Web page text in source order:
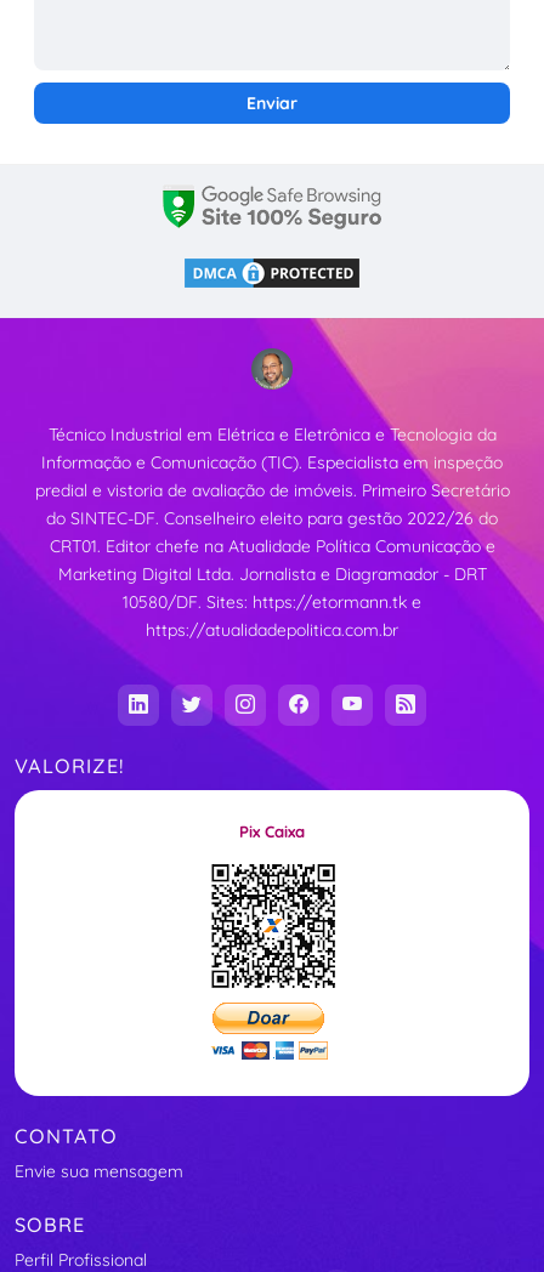
Técnico Industrial em Elétrica e Eletrônica e Tecnologia da
Informação e Comunicação (TIC). Especialista em inspeção
predial e vistoria de avaliação de imóveis. Primeiro Secretário
do SINTEC-DF. Conselheiro eleito para gestão 2022/26 do
CRT01. Editor chefe na Atualidade Política Comunicação e
Marketing Digital Ltda. Jornalista e Diagramador - DRT
10580/DF. Sites: https://etormann.tk e
https://atualidadepolitica.com.br
VALORIZE!
Pix Caixa
CONTATO
Envie sua mensagem
SOBRE
Perfil Profissional